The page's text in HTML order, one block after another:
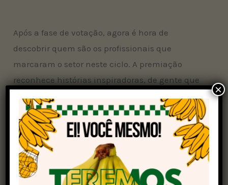
Após a fase de votação, agora é hora de
descobrir quem são os profissionais que
marcaram o setor neste ciclo. A premiação
reconhece histórias inspiradoras, de gente que
impulsionando o protagonismo do Brasil na
produção de soja.
Indicados ao Prêmio Personagem Soja Brasil
Alberto Schlatter, produtor em Chapadão
do Sul (MS), une a tradição da família
×